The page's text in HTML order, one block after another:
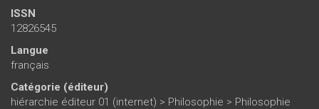
ISSN
12826545
Langue
français
Catégorie (éditeur)
hiérarchie éditeur 01 (internet) > Philosophie > Philosophie